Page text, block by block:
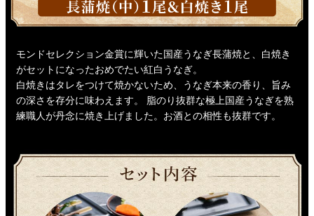
モンドセレクション金賞に輝いた国産うなぎ長蒲焼と、白焼き
がセットになったおめでたい紅白うなぎ。
白焼きはタレをつけて焼かないため、うなぎ本来の香り、旨み
の深さを存分に味わえます。 脂のり抜群な極上国産うなぎを熟
練職人が丹念に焼き上げました。お酒との相性も抜群です。